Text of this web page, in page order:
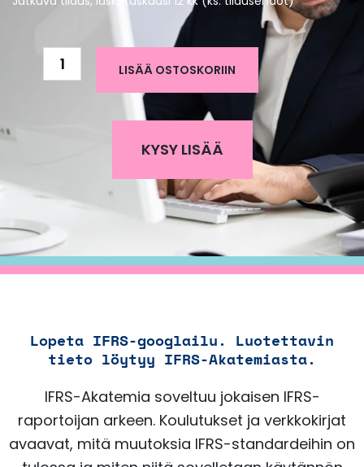
Akatemia
LISÄÄ OSTOSKORIIN
KYSY LISÄÄ
Lopeta IFRS-googlailu. Luotettavin
tieto löytyy IFRS-Akatemiasta.
IFRS-Akatemia soveltuu jokaisen IFRS-
raportoijan arkeen. Koulutukset ja verkkokirjat
avaavat, mitä muutoksia IFRS-standardeihin on